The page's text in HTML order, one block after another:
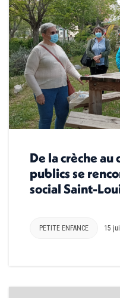
De la crèche au
publics se
social Saint-
PETITE ENFANCE 15